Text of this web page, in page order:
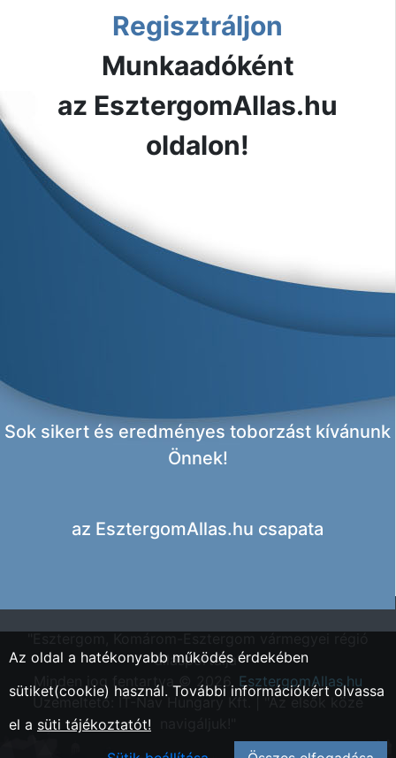
Regisztráljon
Munkaadóként
az EsztergomAllas.hu
oldalon!
Sok sikert és eredményes toborzást kívánunk
Önnek!
az EsztergomAllas.hu csapata
állásportálja"
Minden jog fentartva © 2026. EsztergomAllas.hu
Üzemeltető: IT-Nav Hungary Kft. | "Az elsők közé
Az oldal a hatékonyabb működés érdekében
sütiket(cookie) használ. További információkért olvassa
el a süti tájékoztatót!